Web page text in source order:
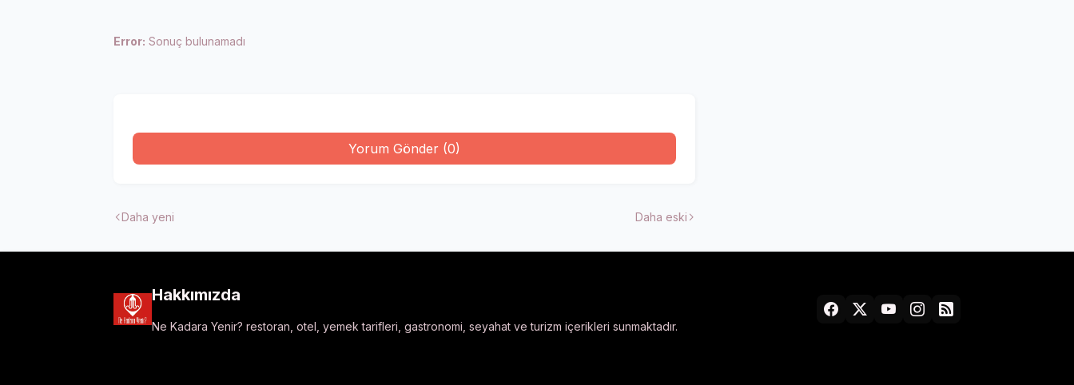
Error: Sonuç bulunamadı
Yorum Gönder (0)
Daha yeni Daha eski
Hakkımızda
Ne Kadara Yenir? restoran, otel, yemek tarifleri, gastronomi, seyahat ve turizm içerikleri sunmaktadır.